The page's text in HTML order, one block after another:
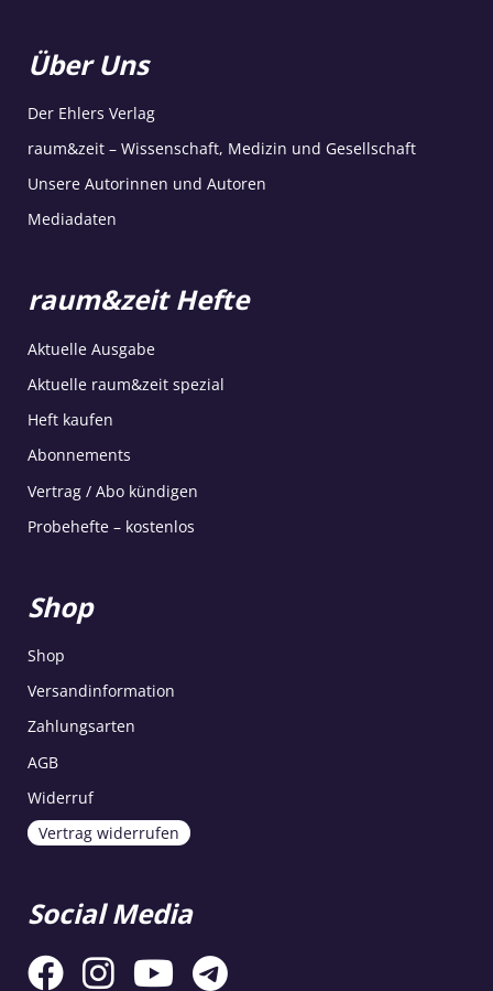
Über Uns
Der Ehlers Verlag
raum&zeit – Wissenschaft, Medizin und Gesellschaft
Unsere Autorinnen und Autoren
Mediadaten
raum&zeit Hefte
Aktuelle Ausgabe
Aktuelle raum&zeit spezial
Heft kaufen
Abonnements
Vertrag / Abo kündigen
Probehefte – kostenlos
Shop
Shop
Versandinformation
Zahlungsarten
AGB
Widerruf
Vertrag widerrufen
Social Media